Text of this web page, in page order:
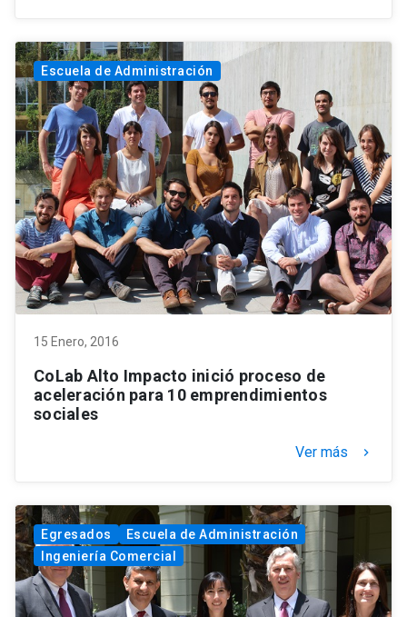
Escuela de Administración
15 Enero, 2016
CoLab Alto Impacto inició proceso de
aceleración para 10 emprendimientos
sociales
Ver más keyboard_arrow_right
Egresados
Escuela de Administración
Ingeniería Comercial